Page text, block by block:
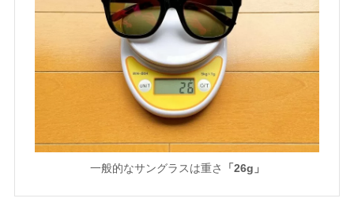
一般的なサングラスは重さ 「26g」